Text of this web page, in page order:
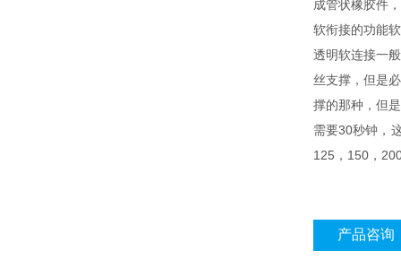
成管状橡胶件
软衔接的功能
透明软连接一
丝支撑，但是
撑的那种，但
需要30秒钟，
125，150，
产品咨询